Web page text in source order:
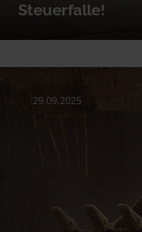
Steuerfalle!
29.09.2025